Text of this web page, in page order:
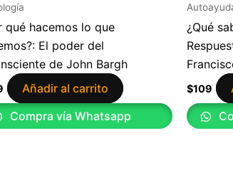
qué hacemos lo que
El poder del
de John Bargh
Añadir al carrito
Compra vía Whatsapp
¿Qué
$109